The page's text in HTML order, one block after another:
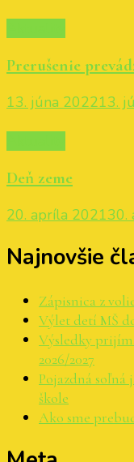
Prerušenie
13. júna 202213.
Deň zeme
20. apríla 202130.
Najnovšie
Zápisnica z
Výlet detí MŠ
Výsledky
2026/2027
Pojazdná soľná
škole
Ako sme